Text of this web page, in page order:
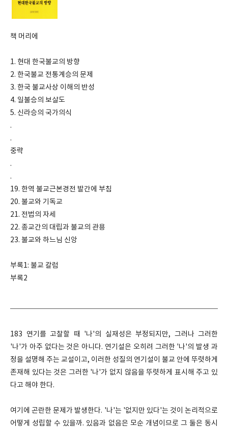
책 머리에
1. 현대 한국불교의 방향
2. 한국불교 전통계승의 문제
3. 한국 불교사상 이해의 반성
4. 일불승의 보살도
5. 신라승의 국가의식
.
.
중략
.
.
19. 한역 불교근본경전 발간에 부침
20. 불교와 기독교
21. 전법의 자세
22. 종교간의 대립과 불교의 관용
23. 불교와 하느님 신앙
부록1: 불교 칼럼
부록2
183 연기를 고찰할 때 '나'의 실재성은 부정되지만, 그러나 그러한
'나'가 아주 없다는 것은 아니다. 연기설은 오히려 그러한 '나'의 발생 과
정을 설명해 주는 교설이고, 이러한 성질의 연기설이 불교 안에 뚜렷하게
존재해 있다는 것은 그러한 '나'가 없지 않음을 뚜렷하게 표시해 주고 있
다고 해야 한다.
여기에 곤란한 문제가 발생한다. '나'는 '없지만 있다'는 것이 논리적으로
어떻게 성립할 수 있을까. 있음과 없음은 모순 개념이므로 그 둘은 동시